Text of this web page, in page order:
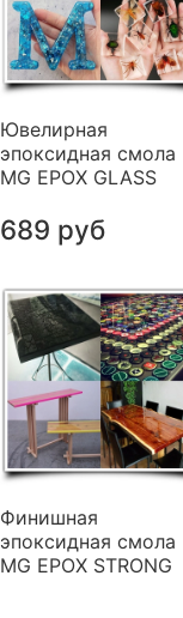
Ювелирная
эпоксидная смола
MG EPOX GLASS
689 руб
Финишная
эпоксидная смола
MG EPOX STRONG